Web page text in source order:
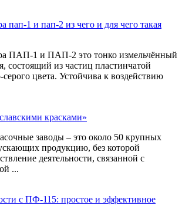
пап-1 и пап-2 из чего и для чего такая
ПАП-1 и ПАП-2 это тонко измельчённый
из частиц пластинчатой
цвета. Устойчива к воздействию
красками»
заводы – это около 50 крупных
продукцию, без которой
деятельности, связанной с
...
с ПФ-115: простое и эффективное